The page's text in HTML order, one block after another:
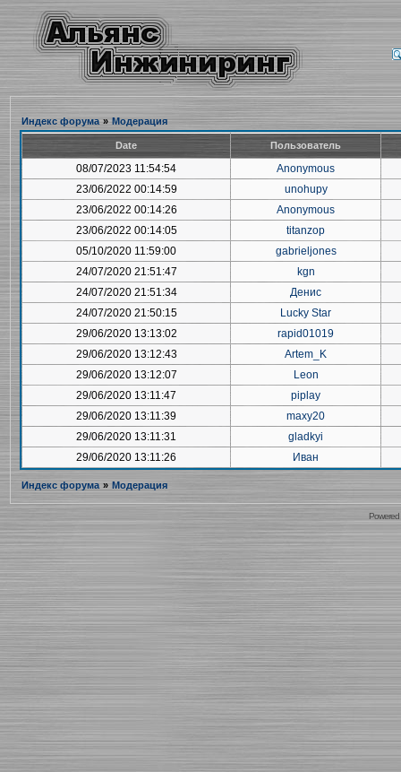
Индекс форума » Модерация
Date Пользователь
08/07/2023 11:54:54
Anonymous
23/06/2022 00:14:59
unohupy
23/06/2022 00:14:26
Anonymous
23/06/2022 00:14:05
titanzop
05/10/2020 11:59:00
gabrieljones
24/07/2020 21:51:47
kgn
24/07/2020 21:51:34
Денис
24/07/2020 21:50:15
Lucky Star
29/06/2020 13:13:02
rapid01019
29/06/2020 13:12:43
Artem_K
29/06/2020 13:12:07
Leon
29/06/2020 13:11:47
piplay
29/06/2020 13:11:39
maxy20
29/06/2020 13:11:31
gladkyi
29/06/2020 13:11:26
Иван
Индекс форума » Модерация